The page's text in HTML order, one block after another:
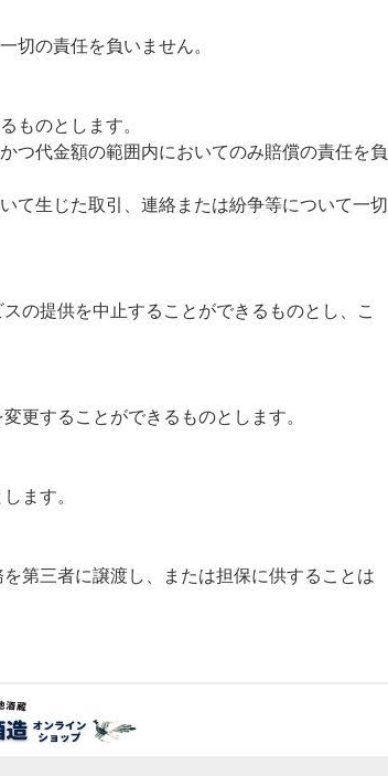
切の責任を負いません。
ものとします。
つ代金額の範囲内においてのみ賠償の責任を負
て生じた取引、連絡または紛争等について一切
の提供を中止することができるものとし、こ
更することができるものとします。
ます。
第三者に譲渡し、または担保に供することは